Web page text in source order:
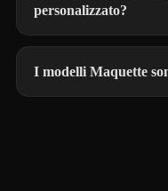
personalizzato?
I modelli Maquette